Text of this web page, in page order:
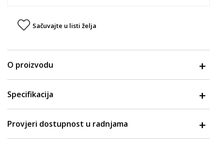
Sačuvajte u listi želja
O proizvodu
Specifikacija
Provjeri dostupnost u radnjama